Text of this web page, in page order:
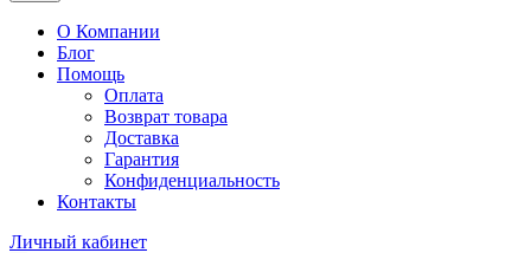
О Компании
Блог
Помощь
Оплата
Возврат товара
Доставка
Гарантия
Конфиденциальность
Контакты
Личный кабинет